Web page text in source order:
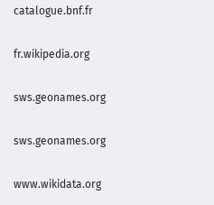
catalogue.bnf.fr
fr.wikipedia.org
sws.geonames.org
sws.geonames.org
www.wikidata.org